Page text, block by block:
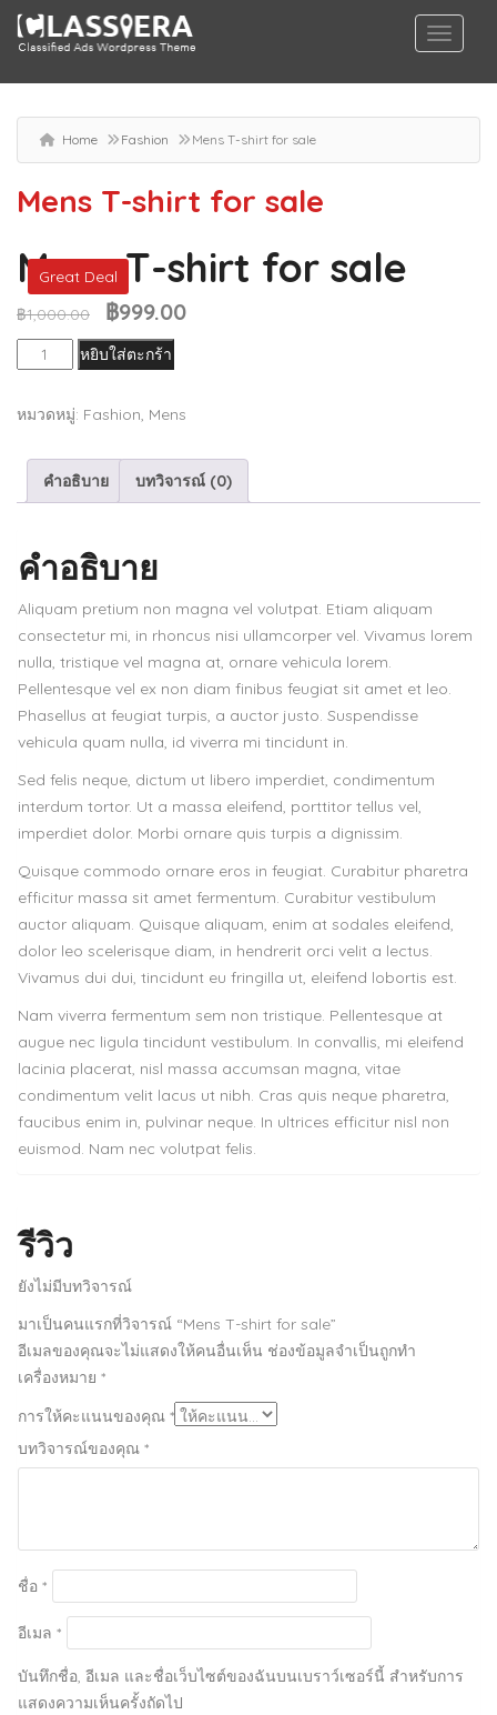
Home Fashion Mens T-shirt for sale
Mens T-shirt for sale
Great Deal
Mens T-shirt for sale
฿1,000.00
Original
price
was:
฿999.00Current
จำนวน
for
sale
หยิบใส่ตะกร้า
หมวดหมู่: Fashion, Mens
คำอธิบาย บทวิจารณ์ (0)
คำอธิบาย
Aliquam pretium non magna vel volutpat. Etiam aliquam
consectetur mi, in rhoncus nisi ullamcorper vel. Vivamus lorem
nulla, tristique vel magna at, ornare vehicula lorem.
Pellentesque vel ex non diam finibus feugiat sit amet et leo.
Phasellus at feugiat turpis, a auctor justo. Suspendisse
vehicula quam nulla, id viverra mi tincidunt in.
Sed felis neque, dictum ut libero imperdiet, condimentum
interdum tortor. Ut a massa eleifend, porttitor tellus vel,
imperdiet dolor. Morbi ornare quis turpis a dignissim.
Quisque commodo ornare eros in feugiat. Curabitur pharetra
efficitur massa sit amet fermentum. Curabitur vestibulum
auctor aliquam. Quisque aliquam, enim at sodales eleifend,
dolor leo scelerisque diam, in hendrerit orci velit a lectus.
Vivamus dui dui, tincidunt eu fringilla ut, eleifend lobortis est.
Nam viverra fermentum sem non tristique. Pellentesque at
augue nec ligula tincidunt vestibulum. In convallis, mi eleifend
lacinia placerat, nisl massa accumsan magna, vitae
condimentum velit lacus ut nibh. Cras quis neque pharetra,
faucibus enim in, pulvinar neque. In ultrices efficitur nisl non
euismod. Nam nec volutpat felis.
รีวิว
ยังไม่มีบทวิจารณ์
มาเป็นคนแรกที่วิจารณ์ “Mens T-shirt for sale”
อีเมลของคุณจะไม่แสดงให้คนอื่นเห็น ช่องข้อมูลจำเป็นถูกทำ
เครื่องหมาย *
การให้คะแนนของคุณ *
บทวิจารณ์ของคุณ *
ชื่อ *
อีเมล *
บันทึกชื่อ, อีเมล และชื่อเว็บไซต์ของฉันบนเบราว์เซอร์นี้ สำหรับการ
แสดงความเห็นครั้งถัดไป